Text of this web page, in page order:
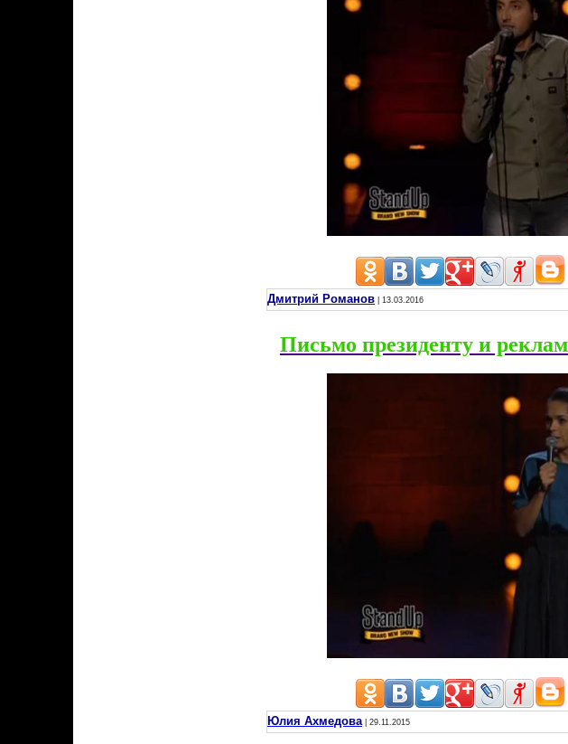
Дмитрий Романов | 13.03.2016
Письмо президенту и
Юлия Ахмедова| 29.11.2015